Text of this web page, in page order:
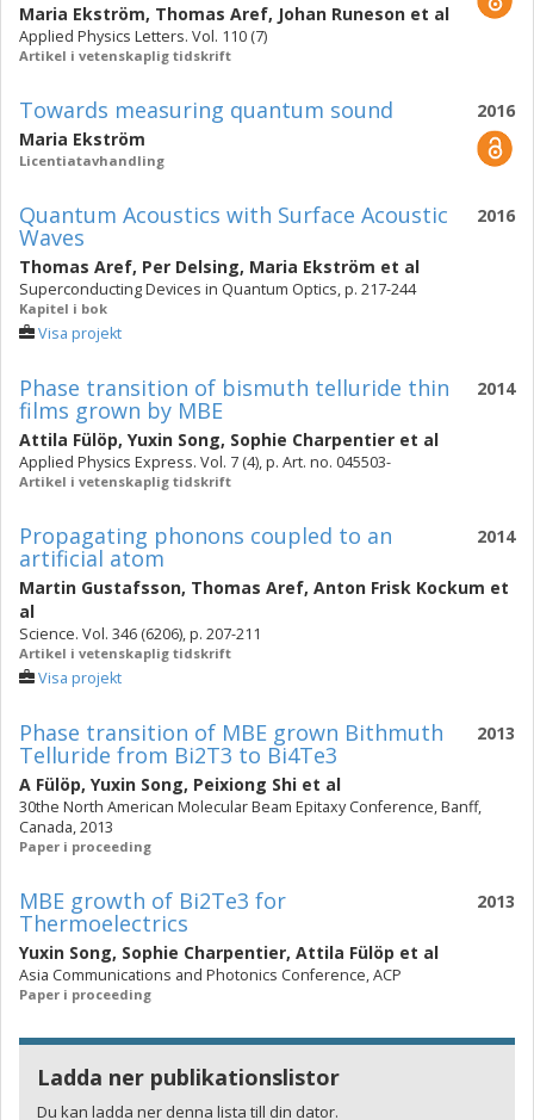
Maria Ekström, Thomas Aref, Johan Runeson et al
Applied Physics Letters. Vol. 110 (7)
Artikel i vetenskaplig tidskrift
2016
Towards measuring quantum sound
Maria Ekström
Licentiatavhandling
2016
Quantum Acoustics with Surface Acoustic
Waves
Thomas Aref, Per Delsing, Maria Ekström et al
Superconducting Devices in Quantum Optics, p. 217-244
Kapitel i bok
Visa projekt
2014
Phase transition of bismuth telluride thin
films grown by MBE
Attila Fülöp, Yuxin Song, Sophie Charpentier et al
Applied Physics Express. Vol. 7 (4), p. Art. no. 045503-
Artikel i vetenskaplig tidskrift
2014
Propagating phonons coupled to an
artificial atom
Martin Gustafsson, Thomas Aref, Anton Frisk Kockum et
al
Science. Vol. 346 (6206), p. 207-211
Artikel i vetenskaplig tidskrift
Visa projekt
2013
Phase transition of MBE grown Bithmuth
Telluride from Bi2T3 to Bi4Te3
A Fülöp, Yuxin Song, Peixiong Shi et al
30the North American Molecular Beam Epitaxy Conference, Banff,
Canada, 2013
Paper i proceeding
2013
MBE growth of Bi2Te3 for
Thermoelectrics
Yuxin Song, Sophie Charpentier, Attila Fülöp et al
Asia Communications and Photonics Conference, ACP
Paper i proceeding
Ladda ner publikationslistor
Du kan ladda ner denna lista till din dator.